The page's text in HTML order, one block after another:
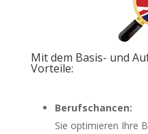
Mit dem Basis- und
Vorteile:
Berufschancen:
Sie optimieren Ihre